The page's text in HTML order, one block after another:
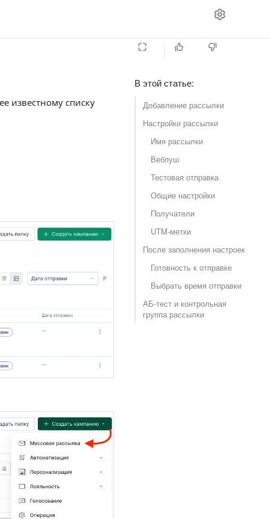
В этой статье:
Добавление рассылки
Настройки рассылки
Имя рассылки
Вебпуш
Тестовая отправка
Общие настройки
Получатели
UTM-метки
После заполнения настроек
Готовность к отправке
Выбрать время отправки
АБ-тест и контрольная
группа рассылки
известному списку